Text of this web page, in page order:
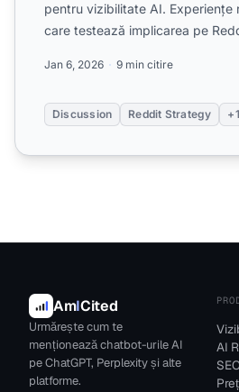
pentru vizibilitate AI. Experiențe
care testează implicarea pe
Jan 6, 2026 9 min citire
Discussion Reddit Strategy +1
AmICited
Urmărește cum te
menționează chatbot-urile AI
pe ChatGPT, Perplexity și alte
platforme.
AI